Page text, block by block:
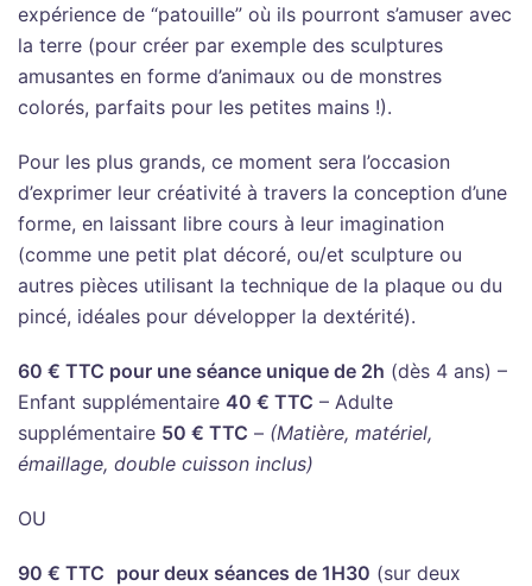
expérience de “patouille” où ils pourront s’amuser avec
la terre (pour créer par exemple des sculptures
amusantes en forme d’animaux ou de monstres
colorés, parfaits pour les petites mains !).
Pour les plus grands, ce moment sera l’occasion
d’exprimer leur créativité à travers la conception d’une
forme, en laissant libre cours à leur imagination
(comme une petit plat décoré, ou/et sculpture ou
autres pièces utilisant la technique de la plaque ou du
pincé, idéales pour développer la dextérité).
60 € TTC pour une séance unique de 2h (dès 4 ans) –
Enfant supplémentaire 40 € TTC – Adulte
supplémentaire 50 € TTC – (Matière, matériel,
émaillage, double cuisson inclus)
OU
90 € TTC pour deux séances de 1H30 (sur deux